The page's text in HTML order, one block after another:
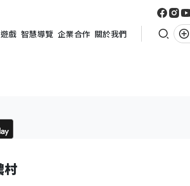
戲 智慧導覽 企業合作 關於我們
村